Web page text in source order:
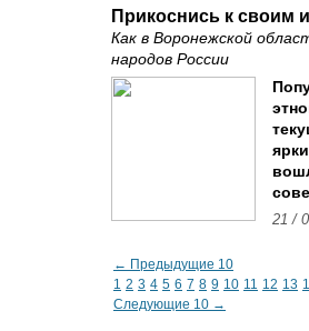
Прикоснись к своим
Как в Воронежской
народов России
21 /
← Предыдущие 10
1 2 3 4 5 6 7 8 9 10 11 12 13
Следующие 10 →